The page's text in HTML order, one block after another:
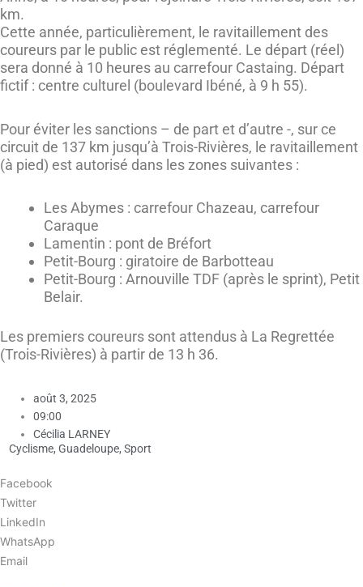
km.
Cette année, particulièrement, le ravitaillement des
coureurs par le public est réglementé. Le départ (réel)
sera donné à 10 heures au carrefour Castaing. Départ
fictif : centre culturel (boulevard Ibéné, à 9 h 55).
Pour éviter les sanctions – de part et d’autre -, sur ce
circuit de 137 km jusqu’à Trois-Rivières, le ravitaillement
(à pied) est autorisé dans les zones suivantes :
Les Abymes : carrefour Chazeau, carrefour
Caraque
Lamentin : pont de Bréfort
Petit-Bourg : giratoire de Barbotteau
Petit-Bourg : Arnouville TDF (après le sprint), Petit
Belair.
Les premiers coureurs sont attendus à La Regrettée
(Trois-Rivières) à partir de 13 h 36.
août 3, 2025
09:00
Cécilia LARNEY
Cyclisme, Guadeloupe, Sport
Facebook
Twitter
LinkedIn
WhatsApp
Email